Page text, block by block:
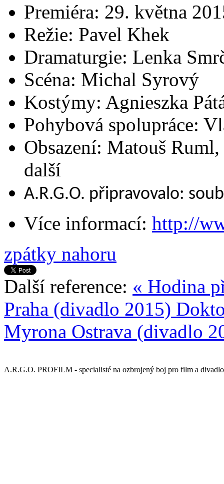
Premiéra: 29. května
Režie: Pavel Khek
Dramaturgie: Lenka
Scéna: Michal Syrový
Kostýmy: Agnieszka
Pohybová spolupráce:
Obsazení: Matouš
další
A.R.G.O. připravovalo:
Více informací: http://
zpátky nahoru
Další reference: « Hodina
Praha (divadlo 2015)
Myrona Ostrava (divadlo
A.R.G.O. PROFILM - specialisté na ozbrojený boj pro film a divadlo